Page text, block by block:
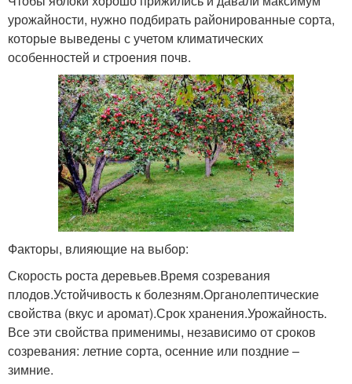
Сорта для подмосковья
Редкий сорт Иммунные сорта
Отечественные сорта Сорта для урала
Зимостойкие сорта Осенний сорт
урожайности, нужно подбирать районированные сорта,
которые выведены с учетом климатических
особенностей и строения почв.
Факторы, влияющие на выбор:
Скорость роста деревьев.Время созревания
плодов.Устойчивость к болезням.Органолептические
свойства (вкус и аромат).Срок хранения.Урожайность.
Все эти свойства применимы, независимо от сроков
созревания: летние сорта, осенние или поздние –
зимние.